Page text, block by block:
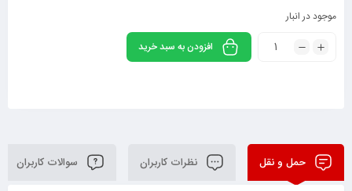
موجود در انبار
افزودن به سبد خرید
حمل و نقل نظرات کاربران سوالات کاربران